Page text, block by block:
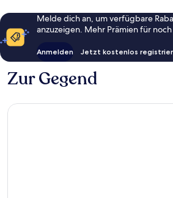
Melde dich an, um verfügbare
anzuzeigen. Mehr Prämien für
Anmelden Jetzt kostenlos
Zur Gegend